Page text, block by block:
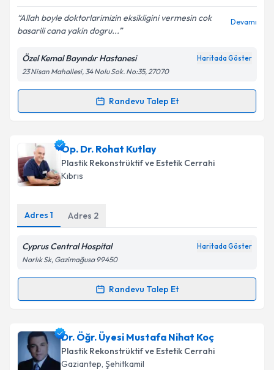
E-posta Adresiniz
Kişisel verilerimin işlenmesine ilişkin
Metni'ni okudum ve kişisel verilerimin belirtilen
kapsamda işlenmesini kabul ediyorum.
Allah boyle doktorlarimizin eksikligini vermesin cok
basarili cana yakin dogru...
Devamı
Özel Kemal Bayındır Hastanesi Haritada Göster
23 Nisan Mahallesi, 34 Nolu Sok. No:35, 27070
Randevu Talep Et
Randevu Takvimi Talebi
Op. Dr. Yasin Sarıkayaiçin randevu takvimi talebi
oluşturun. Size bu uzmandan randevu almanız için bir
takvim hazırlandığında e-posta ile bilgilendireceğiz.
Kişisel verilerimin işlenmesine ilişkin
kapsamda işlenmesini kabul ediyorum.
Op. Dr. Rohat Kutlay
Plastik Rekonstrüktif ve Estetik Cerrahi
Kıbrıs
Adres 1 Adres 2
Cyprus Central Hospital Haritada Göster
Narlık Sk, Gazimağusa 99450
Randevu Talep Et
Randevu Takvimi Talebi
Op. Dr. Rohat Kutlayiçin randevu takvimi talebi
oluşturun. Size bu uzmandan randevu almanız için bir
takvim hazırlandığında e-posta ile bilgilendireceğiz.
Dr. Öğr. Üyesi Mustafa Nihat Koç
Plastik Rekonstrüktif ve Estetik Cerrahi
Gaziantep, Şehitkamil